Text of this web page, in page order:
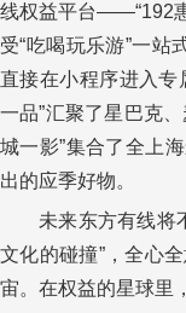
线权益平台——“192
受“吃喝玩乐游”一站
直接在小程序进入专
一品”汇聚了星巴克
城一影”集合了全上
出的应季好物。
未来东方有线将
文化的碰撞”，全心
宙。在权益的星球里